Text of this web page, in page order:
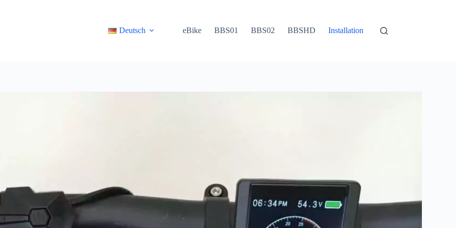
Deutsch eBike BBS01 BBS02 BBSHD Installation